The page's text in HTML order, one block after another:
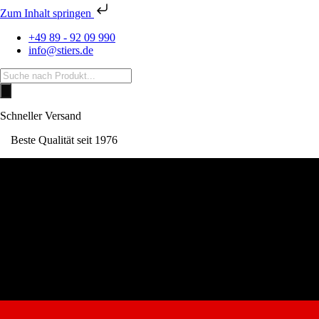
Zum Inhalt springen
+49 89 - 92 09 990
info@stiers.de
Products
search
Schneller Versand
Beste Qualität seit 1976